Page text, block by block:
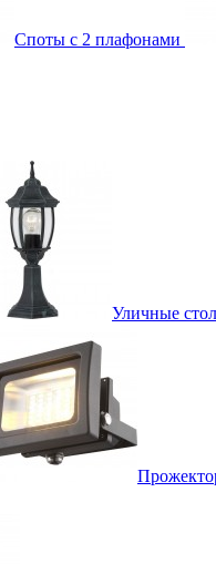
Споты с 2 плафонами
Уличные